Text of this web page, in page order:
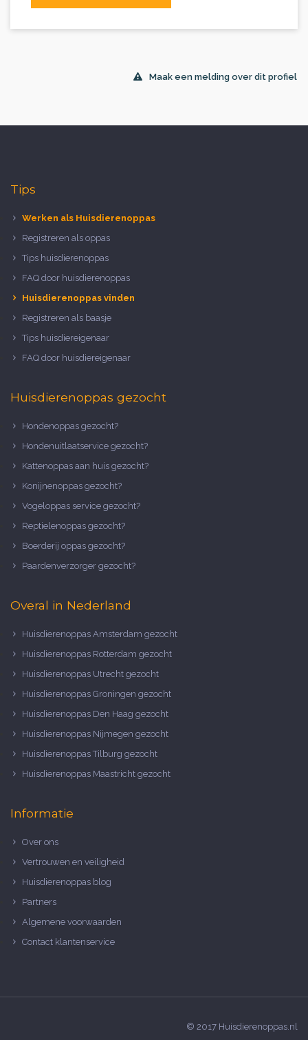
Maak een melding over dit profiel
Tips
Werken als Huisdierenoppas
Registreren als oppas
Tips huisdierenoppas
FAQ door huisdierenoppas
Huisdierenoppas vinden
Registreren als baasje
Tips huisdiereigenaar
FAQ door huisdiereigenaar
Huisdierenoppas gezocht
Hondenoppas gezocht?
Hondenuitlaatservice gezocht?
Kattenoppas aan huis gezocht?
Konijnenoppas gezocht?
Vogeloppas service gezocht?
Reptielenoppas gezocht?
Boerderij oppas gezocht?
Paardenverzorger gezocht?
Overal in Nederland
Huisdierenoppas Amsterdam gezocht
Huisdierenoppas Rotterdam gezocht
Huisdierenoppas Utrecht gezocht
Huisdierenoppas Groningen gezocht
Huisdierenoppas Den Haag gezocht
Huisdierenoppas Nijmegen gezocht
Huisdierenoppas Tilburg gezocht
Huisdierenoppas Maastricht gezocht
Informatie
Over ons
Vertrouwen en veiligheid
Huisdierenoppas blog
Partners
Algemene voorwaarden
Contact klantenservice
© 2017 Huisdierenoppas.nl